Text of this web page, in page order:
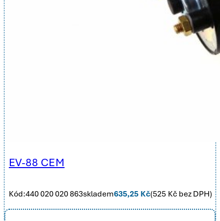
EV-88 CEM
Kód:440 020 020 863skladem635,25 Kč(525 Kč bez DPH)